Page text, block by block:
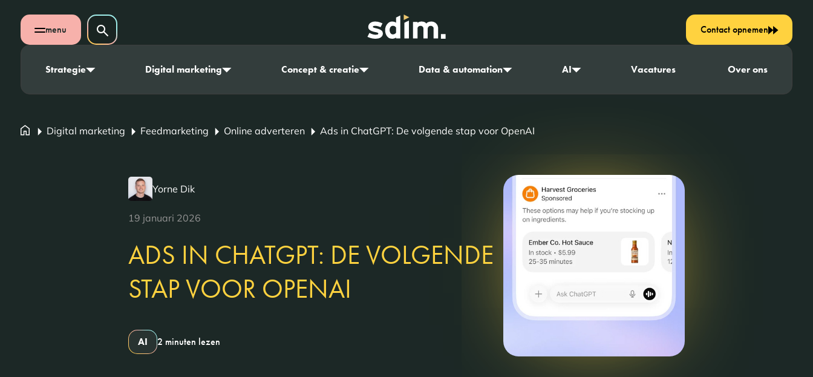
Navigatie overslaan
Open mobiel menu
menu Zoeken op website
Zoeken
Strategie Digital marketing Concept & creatie Data & automation AI Vacatures Over ons
Contact opnemen
Digital marketing Feedmarketing Online adverteren Ads in ChatGPT: De volgende stap voor OpenAI
Yorne Dik
19 januari 2026
ADS IN CHATGPT: DE VOLGENDE
STAP VOOR OPENAI
AI 2 minuten lezen